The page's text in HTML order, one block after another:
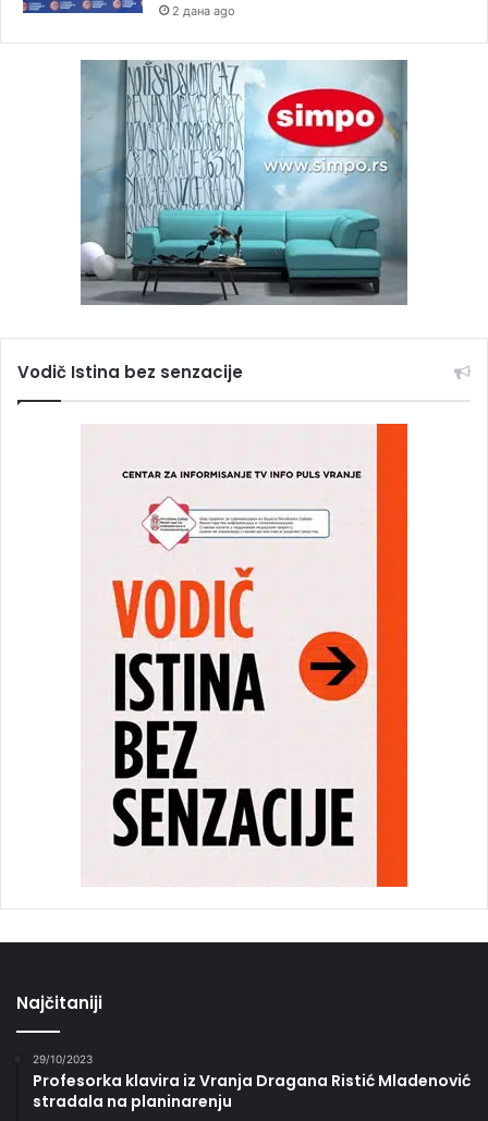
2 дана ago
Vodič Istina bez senzacije
Najčitaniji
29/10/2023
Profesorka klavira iz Vranja Dragana Ristić Mladenović
stradala na planinarenju